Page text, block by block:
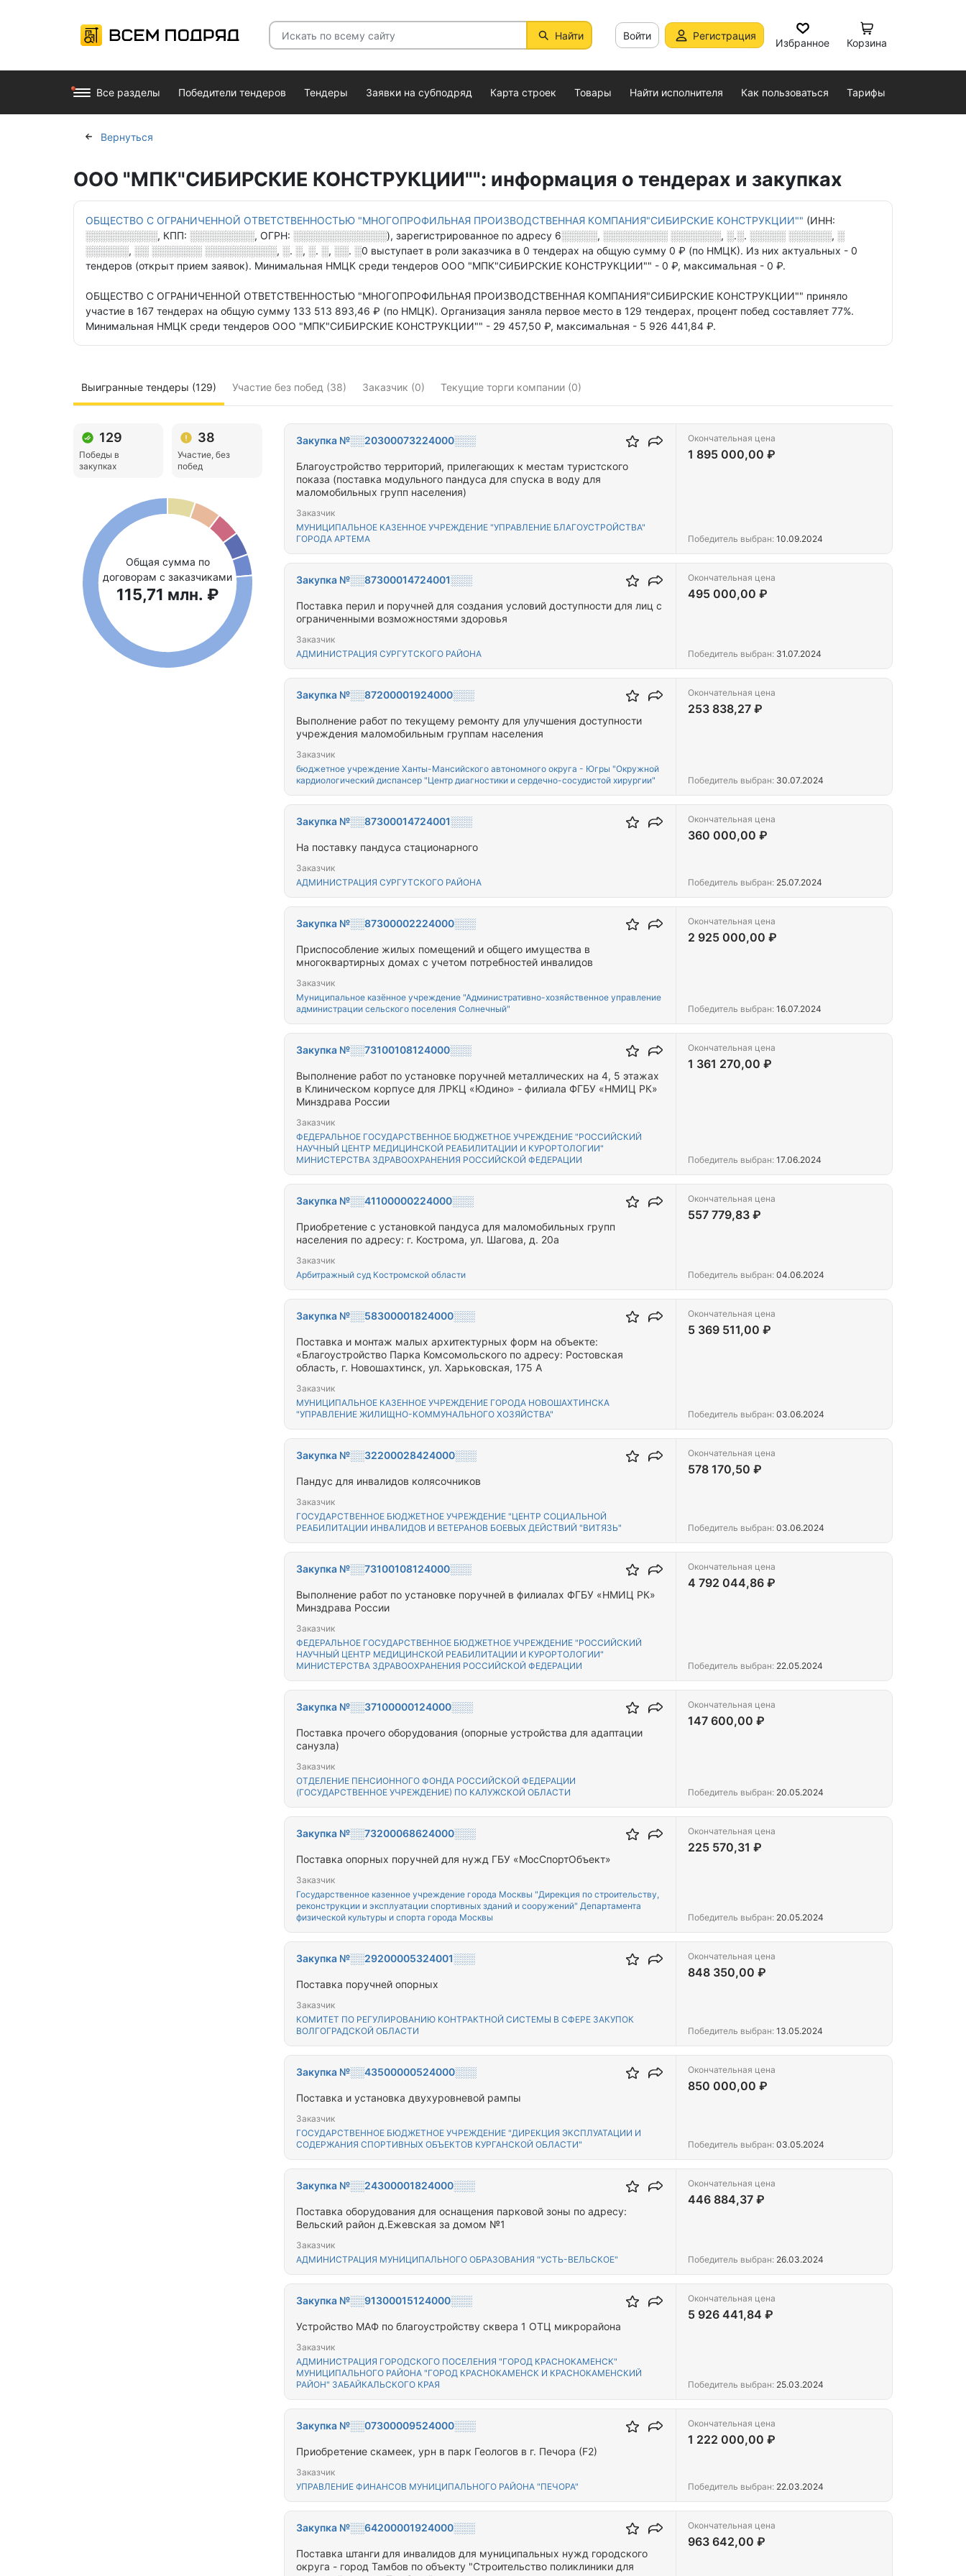
Найти Войти Регистрация
Избранное Корзина
Все разделы Победители тендеров Тендеры Заявки на субподряд Карта строек Товары Найти исполнителя Как пользоваться Тарифы
Вернуться
ООО "МПК"СИБИРСКИЕ КОНСТРУКЦИИ"": информация о тендерах и закупках
ОБЩЕСТВО С ОГРАНИЧЕННОЙ ОТВЕТСТВЕННОСТЬЮ "МНОГОПРОФИЛЬНАЯ ПРОИЗВОДСТВЕННАЯ КОМПАНИЯ"СИБИРСКИЕ КОНСТРУКЦИИ"" (ИНН:
░░░░░░░░░░, КПП: ░░░░░░░░░, ОГРН: ░░░░░░░░░░░░░), зарегистрированное по адресу 6░░░░░, ░░░░░░░░░ ░░░░░░░, ░.░. ░░░░░ ░░░░░░, ░
░░░░░░, ░░ ░░░░░░░ ░░░░░░░░░░, ░. ░, ░. ░, ░░. ░0 выступает в роли заказчика в 0 тендерах на общую сумму 0 ₽ (по НМЦК). Из них актуальных - 0
тендеров (открыт прием заявок). Минимальная НМЦК среди тендеров ООО "МПК"СИБИРСКИЕ КОНСТРУКЦИИ"" - 0 ₽, максимальная - 0 ₽.
ОБЩЕСТВО С ОГРАНИЧЕННОЙ ОТВЕТСТВЕННОСТЬЮ "МНОГОПРОФИЛЬНАЯ ПРОИЗВОДСТВЕННАЯ КОМПАНИЯ"СИБИРСКИЕ КОНСТРУКЦИИ"" приняло
участие в 167 тендерах на общую сумму 133 513 893,46 ₽ (по НМЦК). Организация заняла первое место в 129 тендерах, процент побед составляет 77%.
Минимальная НМЦК среди тендеров ООО "МПК"СИБИРСКИЕ КОНСТРУКЦИИ"" - 29 457,50 ₽, максимальная - 5 926 441,84 ₽.
Выигранные тендеры (129) Участие без побед (38) Заказчик (0) Текущие торги компании (0)
129
Победы в
закупках
38
Участие, без
побед
Общая сумма по
договорам с заказчиками
115,71 млн. ₽
Закупка №░░20300073224000░░░
Благоустройство территорий, прилегающих к местам туристского
показа (поставка модульного пандуса для спуска в воду для
маломобильных групп населения)
Заказчик
МУНИЦИПАЛЬНОЕ КАЗЕННОЕ УЧРЕЖДЕНИЕ "УПРАВЛЕНИЕ БЛАГОУСТРОЙСТВА"
ГОРОДА АРТЕМА
Окончательная цена
1 895 000,00 ₽
Победитель выбран: 10.09.2024
Закупка №░░87300014724001░░░
Поставка перил и поручней для создания условий доступности для лиц с
ограниченными возможностями здоровья
Заказчик
АДМИНИСТРАЦИЯ СУРГУТСКОГО РАЙОНА
Окончательная цена
495 000,00 ₽
Победитель выбран: 31.07.2024
Закупка №░░87200001924000░░░
Выполнение работ по текущему ремонту для улучшения доступности
учреждения маломобильным группам населения
Заказчик
бюджетное учреждение Ханты-Мансийского автономного округа - Югры "Окружной
кардиологический диспансер "Центр диагностики и сердечно-сосудистой хирургии"
Окончательная цена
253 838,27 ₽
Победитель выбран: 30.07.2024
Закупка №░░87300014724001░░░
На поставку пандуса стационарного
Заказчик
АДМИНИСТРАЦИЯ СУРГУТСКОГО РАЙОНА
Окончательная цена
360 000,00 ₽
Победитель выбран: 25.07.2024
Закупка №░░87300002224000░░░
Приспособление жилых помещений и общего имущества в
многоквартирных домах с учетом потребностей инвалидов
Заказчик
Муниципальное казённое учреждение "Административно-хозяйственное управление
администрации сельского поселения Солнечный"
Окончательная цена
2 925 000,00 ₽
Победитель выбран: 16.07.2024
Закупка №░░73100108124000░░░
Выполнение работ по установке поручней металлических на 4, 5 этажах
в Клиническом корпусе для ЛРКЦ «Юдино» - филиала ФГБУ «НМИЦ РК»
Минздрава России
Заказчик
ФЕДЕРАЛЬНОЕ ГОСУДАРСТВЕННОЕ БЮДЖЕТНОЕ УЧРЕЖДЕНИЕ "РОССИЙСКИЙ
НАУЧНЫЙ ЦЕНТР МЕДИЦИНСКОЙ РЕАБИЛИТАЦИИ И КУРОРТОЛОГИИ"
МИНИСТЕРСТВА ЗДРАВООХРАНЕНИЯ РОССИЙСКОЙ ФЕДЕРАЦИИ
Окончательная цена
1 361 270,00 ₽
Победитель выбран: 17.06.2024
Закупка №░░41100000224000░░░
Приобретение с установкой пандуса для маломобильных групп
населения по адресу: г. Кострома, ул. Шагова, д. 20а
Заказчик
Арбитражный суд Костромской области
Окончательная цена
557 779,83 ₽
Победитель выбран: 04.06.2024
Закупка №░░58300001824000░░░
Поставка и монтаж малых архитектурных форм на объекте:
«Благоустройство Парка Комсомольского по адресу: Ростовская
область, г. Новошахтинск, ул. Харьковская, 175 А
Заказчик
МУНИЦИПАЛЬНОЕ КАЗЕННОЕ УЧРЕЖДЕНИЕ ГОРОДА НОВОШАХТИНСКА
"УПРАВЛЕНИЕ ЖИЛИЩНО-КОММУНАЛЬНОГО ХОЗЯЙСТВА"
Окончательная цена
5 369 511,00 ₽
Победитель выбран: 03.06.2024
Закупка №░░32200028424000░░░
Пандус для инвалидов колясочников
Заказчик
ГОСУДАРСТВЕННОЕ БЮДЖЕТНОЕ УЧРЕЖДЕНИЕ "ЦЕНТР СОЦИАЛЬНОЙ
РЕАБИЛИТАЦИИ ИНВАЛИДОВ И ВЕТЕРАНОВ БОЕВЫХ ДЕЙСТВИЙ "ВИТЯЗЬ"
Окончательная цена
578 170,50 ₽
Победитель выбран: 03.06.2024
Закупка №░░73100108124000░░░
Выполнение работ по установке поручней в филиалах ФГБУ «НМИЦ РК»
Минздрава России
Заказчик
ФЕДЕРАЛЬНОЕ ГОСУДАРСТВЕННОЕ БЮДЖЕТНОЕ УЧРЕЖДЕНИЕ "РОССИЙСКИЙ
НАУЧНЫЙ ЦЕНТР МЕДИЦИНСКОЙ РЕАБИЛИТАЦИИ И КУРОРТОЛОГИИ"
МИНИСТЕРСТВА ЗДРАВООХРАНЕНИЯ РОССИЙСКОЙ ФЕДЕРАЦИИ
Окончательная цена
4 792 044,86 ₽
Победитель выбран: 22.05.2024
Закупка №░░37100000124000░░░
Поставка прочего оборудования (опорные устройства для адаптации
санузла)
Заказчик
ОТДЕЛЕНИЕ ПЕНСИОННОГО ФОНДА РОССИЙСКОЙ ФЕДЕРАЦИИ
(ГОСУДАРСТВЕННОЕ УЧРЕЖДЕНИЕ) ПО КАЛУЖСКОЙ ОБЛАСТИ
Окончательная цена
147 600,00 ₽
Победитель выбран: 20.05.2024
Закупка №░░73200068624000░░░
Поставка опорных поручней для нужд ГБУ «МосСпортОбъект»
Заказчик
Государственное казенное учреждение города Москвы "Дирекция по строительству,
реконструкции и эксплуатации спортивных зданий и сооружений" Департамента
физической культуры и спорта города Москвы
Окончательная цена
225 570,31 ₽
Победитель выбран: 20.05.2024
Закупка №░░29200005324001░░░
Поставка поручней опорных
Заказчик
КОМИТЕТ ПО РЕГУЛИРОВАНИЮ КОНТРАКТНОЙ СИСТЕМЫ В СФЕРЕ ЗАКУПОК
ВОЛГОГРАДСКОЙ ОБЛАСТИ
Окончательная цена
848 350,00 ₽
Победитель выбран: 13.05.2024
Закупка №░░43500000524000░░░
Поставка и установка двухуровневой рампы
Заказчик
ГОСУДАРСТВЕННОЕ БЮДЖЕТНОЕ УЧРЕЖДЕНИЕ "ДИРЕКЦИЯ ЭКСПЛУАТАЦИИ И
СОДЕРЖАНИЯ СПОРТИВНЫХ ОБЪЕКТОВ КУРГАНСКОЙ ОБЛАСТИ"
Окончательная цена
850 000,00 ₽
Победитель выбран: 03.05.2024
Закупка №░░24300001824000░░░
Поставка оборудования для оснащения парковой зоны по адресу:
Вельский район д.Ежевская за домом №1
Заказчик
АДМИНИСТРАЦИЯ МУНИЦИПАЛЬНОГО ОБРАЗОВАНИЯ "УСТЬ-ВЕЛЬСКОЕ"
Окончательная цена
446 884,37 ₽
Победитель выбран: 26.03.2024
Закупка №░░91300015124000░░░
Устройство МАФ по благоустройству сквера 1 ОТЦ микрорайона
Заказчик
АДМИНИСТРАЦИЯ ГОРОДСКОГО ПОСЕЛЕНИЯ "ГОРОД КРАСНОКАМЕНСК"
МУНИЦИПАЛЬНОГО РАЙОНА "ГОРОД КРАСНОКАМЕНСК И КРАСНОКАМЕНСКИЙ
РАЙОН" ЗАБАЙКАЛЬСКОГО КРАЯ
Окончательная цена
5 926 441,84 ₽
Победитель выбран: 25.03.2024
Закупка №░░07300009524000░░░
Приобретение скамеек, урн в парк Геологов в г. Печора (F2)
Заказчик
УПРАВЛЕНИЕ ФИНАНСОВ МУНИЦИПАЛЬНОГО РАЙОНА "ПЕЧОРА"
Окончательная цена
1 222 000,00 ₽
Победитель выбран: 22.03.2024
Закупка №░░64200001924000░░░
Поставка штанги для инвалидов для муниципальных нужд городского
округа - город Тамбов по объекту "Строительство поликлиники для
Окончательная цена
963 642,00 ₽